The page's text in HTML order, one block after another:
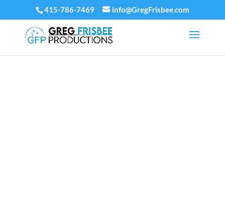
415-786-7469 info@GregFrisbee.com